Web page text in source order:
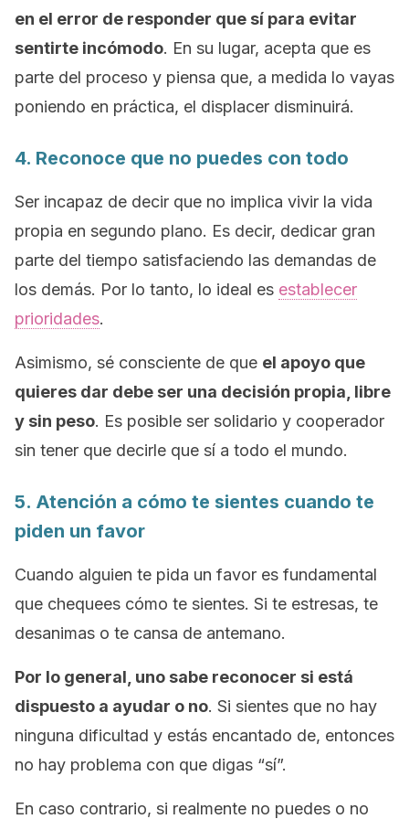
en el error de responder que sí para evitar
sentirte incómodo. En su lugar, acepta que es
parte del proceso y piensa que, a medida lo vayas
poniendo en práctica, el displacer disminuirá.
4. Reconoce que no puedes con todo
Ser incapaz de decir que no implica vivir la vida
propia en segundo plano. Es decir, dedicar gran
parte del tiempo satisfaciendo las demandas de
los demás. Por lo tanto, lo ideal es establecer
prioridades.
Asimismo, sé consciente de que el apoyo que
quieres dar debe ser una decisión propia, libre
y sin peso. Es posible ser solidario y cooperador
sin tener que decirle que sí a todo el mundo.
5. Atención a cómo te sientes cuando te
piden un favor
Cuando alguien te pida un favor es fundamental
que chequees cómo te sientes. Si te estresas, te
desanimas o te cansa de antemano.
Por lo general, uno sabe reconocer si está
dispuesto a ayudar o no. Si sientes que no hay
ninguna dificultad y estás encantado de, entonces
no hay problema con que digas “sí”.
En caso contrario, si realmente no puedes o no